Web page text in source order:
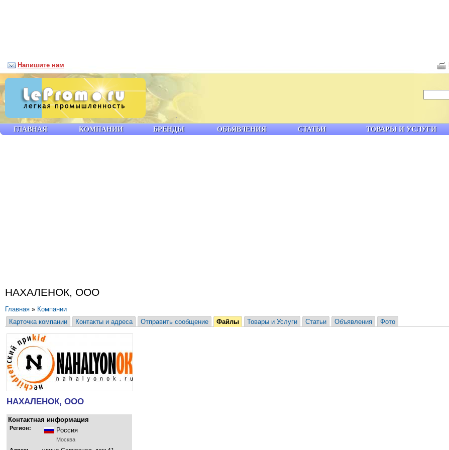
НАХАЛЕНОК, ООО
Главная » Компании
Карточка компании
Контакты и адреса Отправить сообщение Файлы Товары и Услуги Статьи Объявления Фото
НАХАЛЕНОК, ООО
Контактная информация
Регион: Россия
Москва
ГЛАВНАЯ КОМПАНИИ БРЕНДЫ ОБЪЯВЛЕНИЯ СТАТЬИ ТОВАРЫ И УСЛУГИ
Напишите нам